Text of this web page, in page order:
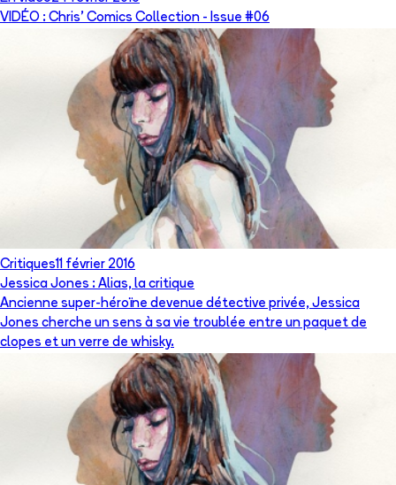
VIDÉO : Chris' Comics Collection - Issue #06
Critiques11 février 2016
Jessica Jones : Alias, la critique
Ancienne super-héroïne devenue détective privée, Jessica
Jones cherche un sens à sa vie troublée entre un paquet de
clopes et un verre de whisky.